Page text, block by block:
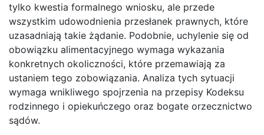
tylko kwestia formalnego wniosku, ale przede
wszystkim udowodnienia przesłanek prawnych, które
uzasadniają takie żądanie. Podobnie, uchylenie się od
obowiązku alimentacyjnego wymaga wykazania
konkretnych okoliczności, które przemawiają za
ustaniem tego zobowiązania. Analiza tych sytuacji
wymaga wnikliwego spojrzenia na przepisy Kodeksu
rodzinnego i opiekuńczego oraz bogate orzecznictwo
sądów.